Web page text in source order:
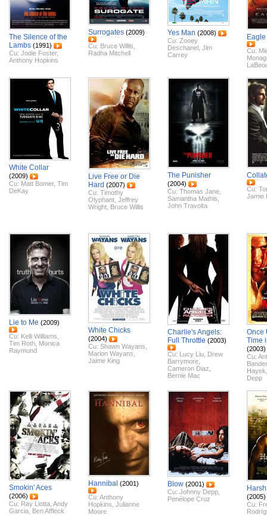
The Silence of the
Lambs (1991)
Cu: Jodie Foster,
Anthony Hopkins
Surrogates (2009)
Cu: Bruce Willis
Radha Mitchell
Yes Man (2008)
Cu: Zooey
Deschanel Jim
Carrey
Cu:
White Collar
(2009)
Cu: Matt Bomer, Tim
DeKay
Live Free or Die
Hard (2007)
Cu: Timothy
Olyphant Jeffrey
Wright Bruce Willis
The Punisher
(2004)
Cu: Thomas Jane
Samantha Mathis
John Travolta
Cu:
Jamie
Lie to Me (2009)
Cu: Kelli Williams
Tim Roth Monica
Raymund
White Chicks
(2004)
Cu: Shawn Wayans
Marlon Wayans
Jaime King
Charlie's Angels:
Full Throttle (2003)
Cu: Lucy Liu Drew
Barrymore
Cameron Diaz
Bernie Mac
Once
Time
(2003)
Cu:
Hayek
Depp
Smokin' Aces
(2006)
Cu: Ray Liotta Andy
Garcia Ben Affleck
Hannibal (2001)
Cu: Anthony
Hopkins Julianne
Moore
Blow (2001)
Cu: Johnny Depp
Penélope Cruz
(2005)
Cu: